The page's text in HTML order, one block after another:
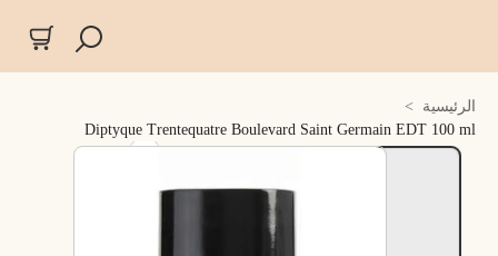
الرئيسية >
Diptyque Trentequatre Boulevard Saint Germain EDT 100 ml